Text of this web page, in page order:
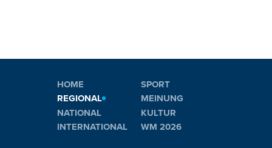
HOME
REGIONAL
NATIONAL
INTERNATIONAL
SPORT
MEINUNG
KULTUR
WM 2026